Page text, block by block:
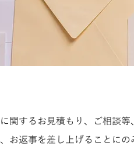
関するお見積もり、ご相談
お返事を差し上げることにの